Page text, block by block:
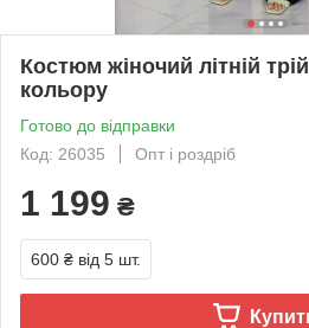
Костюм жіночий лiтнiй
кольору
Готово до відправки
Код: 26035
Опт і роздріб
1 199 ₴
600 ₴ від 5 шт.